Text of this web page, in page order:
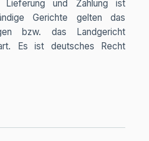
und Zahlung ist
Gerichte gelten das
bzw. das Landgericht
Es ist deutsches Recht